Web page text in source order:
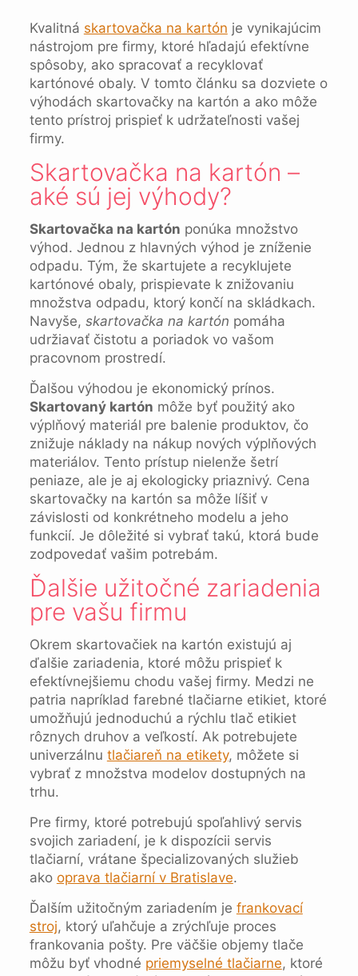
Kvalitná skartovačka na kartón je vynikajúcim
nástrojom pre firmy, ktoré hľadajú efektívne
spôsoby, ako spracovať a recyklovať
kartónové obaly. V tomto článku sa dozviete o
výhodách skartovačky na kartón a ako môže
tento prístroj prispieť k udržateľnosti vašej
firmy.
Skartovačka na kartón –
aké sú jej výhody?
Skartovačka na kartón ponúka množstvo
výhod. Jednou z hlavných výhod je zníženie
odpadu. Tým, že skartujete a recyklujete
kartónové obaly, prispievate k znižovaniu
množstva odpadu, ktorý končí na skládkach.
Navyše, skartovačka na kartón pomáha
udržiavať čistotu a poriadok vo vašom
pracovnom prostredí.
Ďalšou výhodou je ekonomický prínos.
Skartovaný kartón môže byť použitý ako
výplňový materiál pre balenie produktov, čo
znižuje náklady na nákup nových výplňových
materiálov. Tento prístup nielenže šetrí
peniaze, ale je aj ekologicky priaznivý. Cena
skartovačky na kartón sa môže líšiť v
závislosti od konkrétneho modelu a jeho
funkcií. Je dôležité si vybrať takú, ktorá bude
zodpovedať vašim potrebám.
Ďalšie užitočné zariadenia
pre vašu firmu
Okrem skartovačiek na kartón existujú aj
ďalšie zariadenia, ktoré môžu prispieť k
efektívnejšiemu chodu vašej firmy. Medzi ne
patria napríklad farebné tlačiarne etikiet, ktoré
umožňujú jednoduchú a rýchlu tlač etikiet
rôznych druhov a veľkostí. Ak potrebujete
univerzálnu tlačiareň na etikety, môžete si
vybrať z množstva modelov dostupných na
trhu.
Pre firmy, ktoré potrebujú spoľahlivý servis
svojich zariadení, je k dispozícii servis
tlačiarní, vrátane špecializovaných služieb
ako oprava tlačiarní v Bratislave.
Ďalším užitočným zariadením je frankovací
stroj, ktorý uľahčuje a zrýchľuje proces
frankovania pošty. Pre väčšie objemy tlače
môžu byť vhodné priemyselné tlačiarne, ktoré